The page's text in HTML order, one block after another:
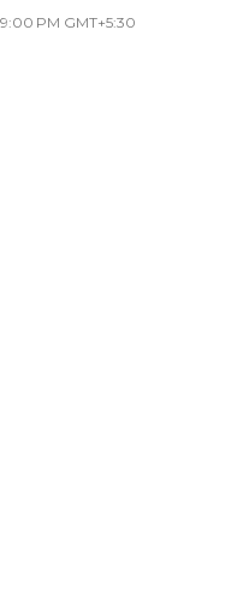
PM GMT+5:30